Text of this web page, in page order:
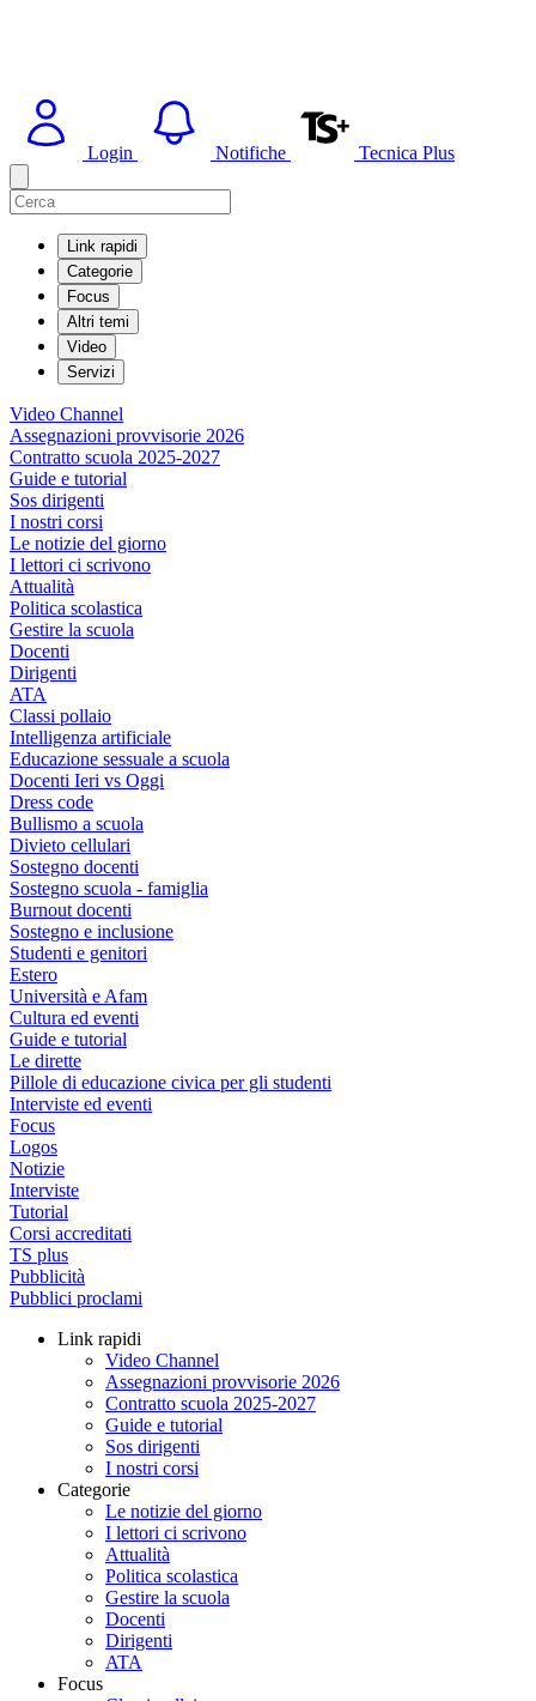
Login Notifiche Tecnica Plus
Link rapidi
Categorie
Focus
Altri temi
Video
Servizi
Video Channel
Assegnazioni provvisorie 2026
Contratto scuola 2025-2027
Guide e tutorial
Sos dirigenti
I nostri corsi
Le notizie del giorno
I lettori ci scrivono
Attualità
Politica scolastica
Gestire la scuola
Docenti
Dirigenti
ATA
Classi pollaio
Intelligenza artificiale
Educazione sessuale a scuola
Docenti Ieri vs Oggi
Dress code
Bullismo a scuola
Divieto cellulari
Sostegno docenti
Sostegno scuola - famiglia
Burnout docenti
Sostegno e inclusione
Studenti e genitori
Estero
Università e Afam
Cultura ed eventi
Guide e tutorial
Le dirette
Pillole di educazione civica per gli studenti
Interviste ed eventi
Focus
Logos
Notizie
Interviste
Tutorial
Corsi accreditati
TS plus
Pubblicità
Pubblici proclami
Link rapidi
Video Channel
Assegnazioni provvisorie 2026
Contratto scuola 2025-2027
Guide e tutorial
Sos dirigenti
I nostri corsi
Categorie
Le notizie del giorno
I lettori ci scrivono
Attualità
Politica scolastica
Gestire la scuola
Docenti
Dirigenti
ATA
Focus